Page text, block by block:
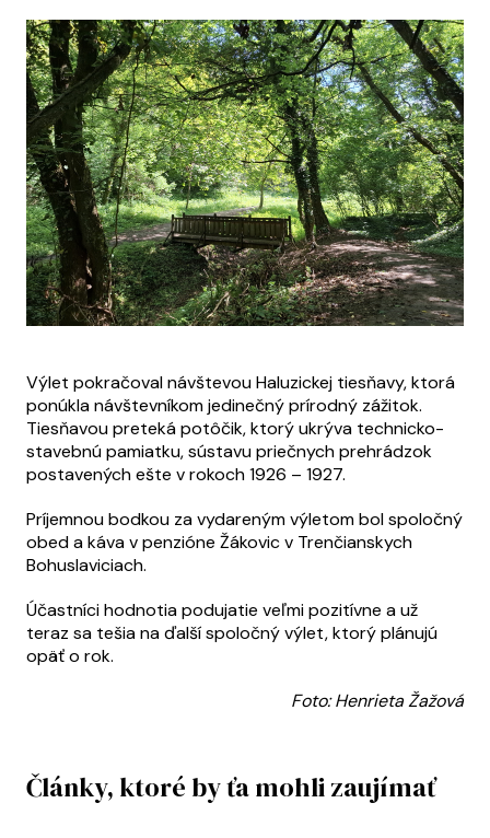
Výlet pokračoval návštevou Haluzickej tiesňavy, ktorá
ponúkla návštevníkom jedinečný prírodný zážitok.
Tiesňavou preteká potôčik, ktorý ukrýva technicko-
stavebnú pamiatku, sústavu priečnych prehrádzok
postavených ešte v rokoch 1926 – 1927.
Príjemnou bodkou za vydareným výletom bol spoločný
obed a káva v penzióne Žákovic v Trenčianskych
Bohuslaviciach.
Účastníci hodnotia podujatie veľmi pozitívne a už
teraz sa tešia na ďalší spoločný výlet, ktorý plánujú
opäť o rok.
Foto: Henrieta Žažová
Články, ktoré by ťa mohli zaujímať